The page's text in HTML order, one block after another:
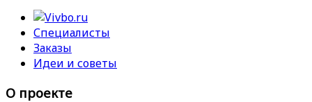
Специалисты
Заказы
Идеи и советы
О проекте